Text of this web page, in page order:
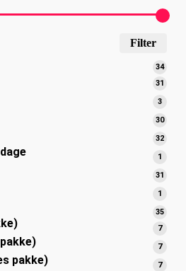
Filter
3434
31
33
varer
3030
varer
3232
1
vare
31
1
vare
3535
77
varer
77
varer
pakke) 77